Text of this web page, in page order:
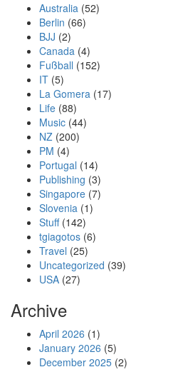
Australia (52)
Berlin (66)
BJJ (2)
Canada (4)
Fußball (152)
IT (5)
La Gomera (17)
Life (88)
Music (44)
NZ (200)
PM (4)
Portugal (14)
Publishing (3)
Singapore (7)
Slovenia (1)
Stuff(142)
tgiagotos (6)
Travel (25)
Uncategorized (39)
USA (27)
Archive
April 2026 (1)
January 2026 (5)
December 2025 (2)